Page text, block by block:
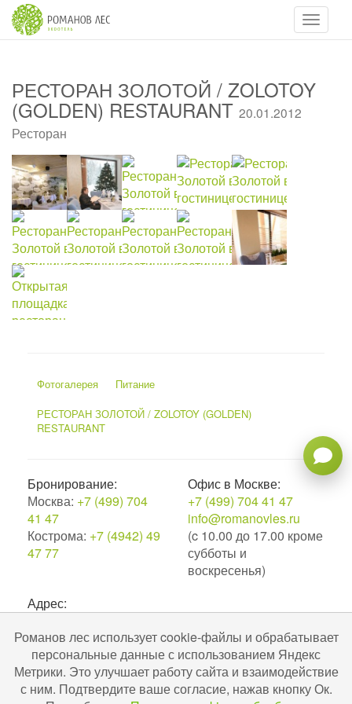
РЕСТОРАН ЗОЛОТОЙ / ZOLOTOY
(GOLDEN) RESTAURANT 20.01.2012
Ресторан
Фотогалерея
Питание
РЕСТОРАН ЗОЛОТОЙ / ZOLOTOY (GOLDEN)
RESTAURANT
Бронирование:
Москва: +7 (499) 704
41 47
Кострома: +7 (4942) 49
47 77
Офис в Москве:
+7 (499) 704 41 47
info@romanovles.ru
(c 10.00 до 17.00 кроме
субботы и
воскресенья)
Адрес:
поселок Лунево, д. 50.
2010–2026. Экоотель Романов лес.
№С442024004256 в ЕРОК в сфере туристской
Романов лес использует cookie-файлы и обрабатывает
персональные данные с использованием Яндекс
Метрики. Это улучшает работу сайта и взаимодействие
с ним. Подтвердите ваше согласие, нажав кнопку Ок.